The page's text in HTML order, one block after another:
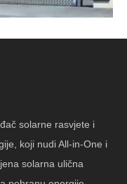
solarne rasvjete i
koji nudi All-in-One i
solarna ulična